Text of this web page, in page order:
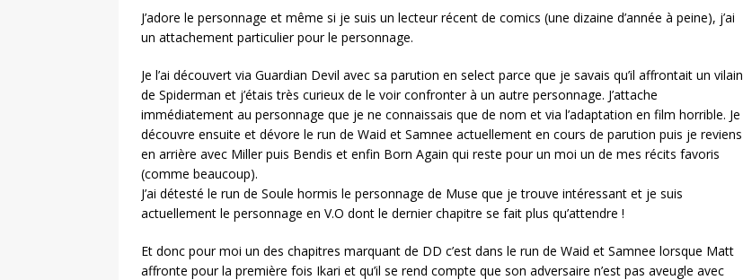
J’adore le personnage et même si je suis un lecteur récent de comics (une dizaine d’année à peine), j’ai
un attachement particulier pour le personnage.
Je l’ai découvert via Guardian Devil avec sa parution en select parce que je savais qu’il affrontait un vilain
de Spiderman et j’étais très curieux de le voir confronter à un autre personnage. J’attache
immédiatement au personnage que je ne connaissais que de nom et via l’adaptation en film horrible. Je
découvre ensuite et dévore le run de Waid et Samnee actuellement en cours de parution puis je reviens
en arrière avec Miller puis Bendis et enfin Born Again qui reste pour un moi un de mes récits favoris
(comme beaucoup).
J’ai détesté le run de Soule hormis le personnage de Muse que je trouve intéressant et je suis
actuellement le personnage en V.O dont le dernier chapitre se fait plus qu’attendre !
Et donc pour moi un des chapitres marquant de DD c’est dans le run de Waid et Samnee lorsque Matt
affronte pour la première fois Ikari et qu’il se rend compte que son adversaire n’est pas aveugle avec